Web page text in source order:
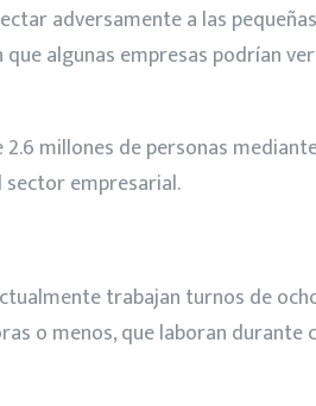
adversamente a las
algunas empresas podrían
millones de personas
empresarial.
trabajan turnos de
o menos, que laboran durante